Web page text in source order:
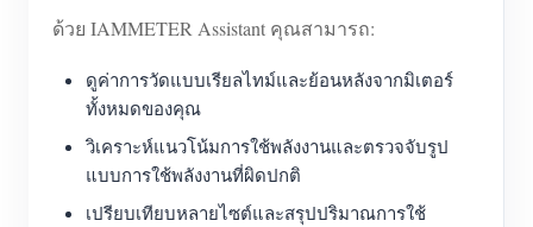
บล็อก
App Store
สำรวจเว็บไซต์
อันดับ PV
ด้วย IAMMETER Assistant คุณสามารถ:
ดูค่าการวัดแบบเรียลไทม์และย้อนหลังจากมิเตอร์
ทั้งหมดของคุณ
วิเคราะห์แนวโน้มการใช้พลังงานและตรวจจับรูป
แบบการใช้พลังงานที่ผิดปกติ
เปรียบเทียบหลายไซต์และสรุปปริมาณการใช้